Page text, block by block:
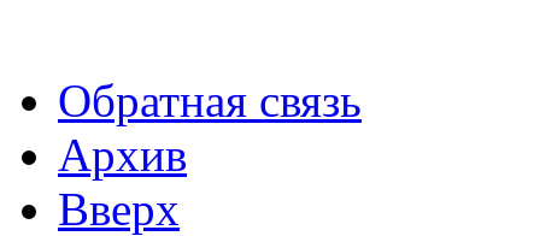
Обратная связь
Архив
Вверх